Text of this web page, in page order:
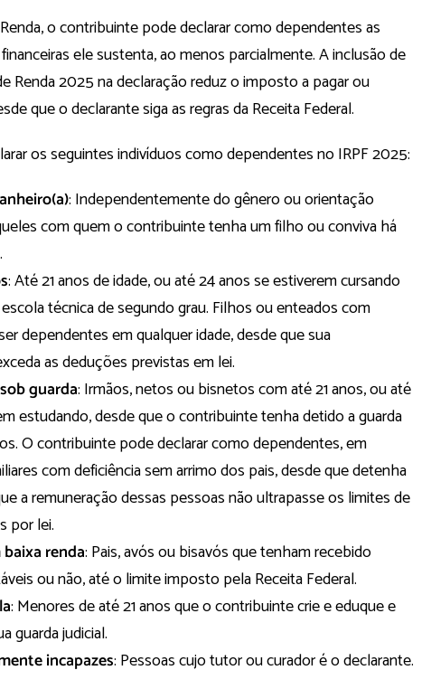
o contribuinte pode declarar como dependentes as
ele sustenta, ao menos parcialmente. A inclusão de
Renda 2025 na declaração reduz o imposto a pagar ou
que o declarante siga as regras da Receita Federal.
os seguintes indivíduos como dependentes no IRPF 2025:
: Independentemente do gênero ou orientação
com quem o contribuinte tenha um filho ou conviva há
: Até 21 anos de idade, ou até 24 anos se estiverem cursando
técnica de segundo grau. Filhos ou enteados com
dependentes em qualquer idade, desde que sua
as deduções previstas em lei.
guarda: Irmãos, netos ou bisnetos com até 21 anos, ou até
estudando, desde que o contribuinte tenha detido a guarda
O contribuinte pode declarar como dependentes, em
com deficiência sem arrimo dos pais, desde que detenha
a remuneração dessas pessoas não ultrapasse os limites de
por lei.
renda: Pais, avós ou bisavós que tenham recebido
ou não, até o limite imposto pela Receita Federal.
: Menores de até 21 anos que o contribuinte crie e eduque e
guarda judicial.
incapazes: Pessoas cujo tutor ou curador é o declarante.